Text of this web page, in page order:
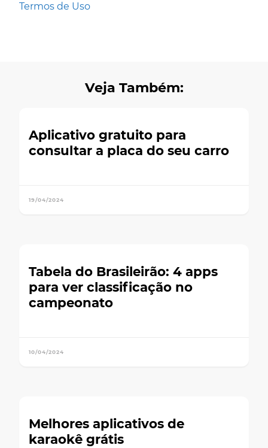
Termos de Uso
Veja Também:
Aplicativo gratuito para
consultar a placa do seu carro
19/04/2024
Tabela do Brasileirão: 4 apps
para ver classificação no
campeonato
10/04/2024
Melhores aplicativos de
karaokê grátis